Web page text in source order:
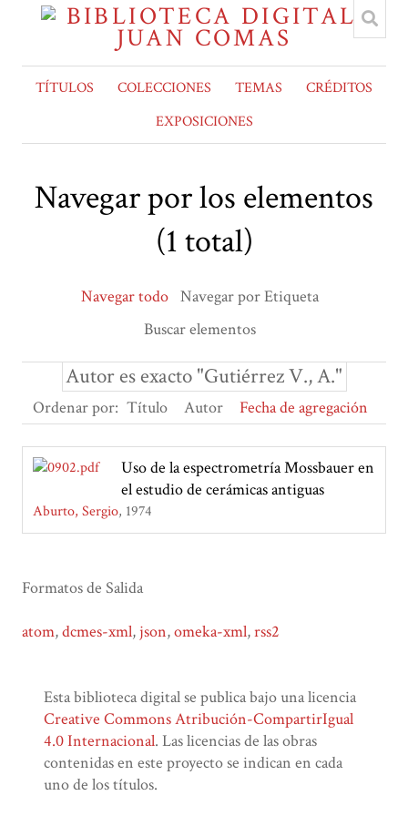
TÍTULOS COLECCIONES TEMAS
CRÉDITOS
EXPOSICIONES
Navegar por los elementos
(1 total)
Navegar todo Navegar por Etiqueta
Buscar elementos
Autor es exacto "Gutiérrez V., A."
Ordenar por: Título Autor Fecha de agregación
Uso de la espectrometría Mossbauer en
el estudio de cerámicas antiguas
Aburto, Sergio 1974
Formatos de Salida
atom,dcmes-xml, json,omeka-xml,rss2
Esta biblioteca digital se publica bajo una licencia
Creative Commons Atribución-CompartirIgual
4.0 Internacional. Las licencias de las obras
contenidas en este proyecto se indican en cada
uno de los títulos.